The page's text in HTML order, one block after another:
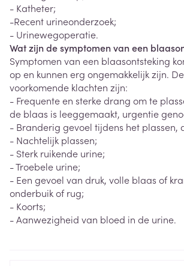
- Katheter;
-Recent urineonderzoek;
- Urinewegoperatie.
Wat zijn de symptomen van een
Symptomen van een blaasontsteking
op en kunnen erg ongemakkelijk zijn.
voorkomende klachten zijn:
- Frequente en sterke drang om te
de blaas is leeggemaakt, urgentie
- Branderig gevoel tijdens het plassen,
- Nachtelijk plassen;
- Sterk ruikende urine;
- Troebele urine;
- Een gevoel van druk, volle blaas of
onderbuik of rug;
- Koorts;
- Aanwezigheid van bloed in de urine.